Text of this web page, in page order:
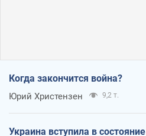
Когда закончится война?
Юрий Христензен 9,2 т.
Украина вступила в состояние